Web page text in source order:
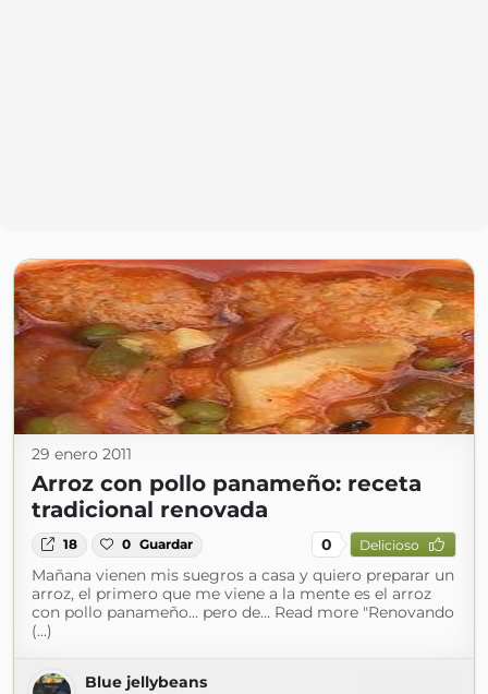
29 enero 2011
Arroz con pollo panameño: receta
tradicional renovada
18 0 Guardar 0 Delicioso
Mañana vienen mis suegros a casa y quiero preparar un
arroz, el primero que me viene a la mente es el arroz
con pollo panameño… pero de… Read more "Renovando
(...)
Blue jellybeans